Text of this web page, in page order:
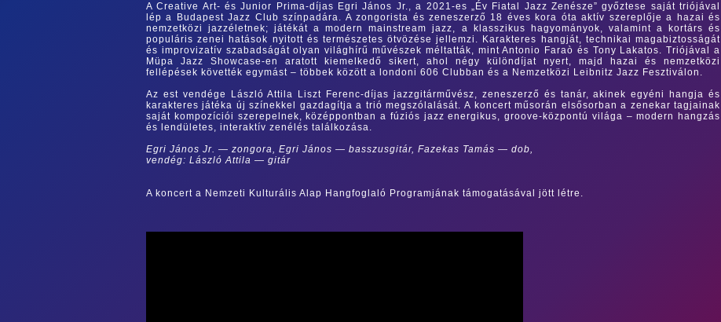
A Creative Art- és Junior Prima-díjas Egri János Jr., a 2021-es „Év Fiatal Jazz Zenésze” győztese saját triójával
lép a Budapest Jazz Club színpadára. A zongorista és zeneszerző 18 éves kora óta aktív szereplője a hazai és
nemzetközi jazzéletnek; játékát a modern mainstream jazz, a klasszikus hagyományok, valamint a kortárs és
populáris zenei hatások nyitott és természetes ötvözése jellemzi. Karakteres hangját, technikai magabiztosságát
és improvizatív szabadságát olyan világhírű művészek méltatták, mint Antonio Faraò és Tony Lakatos. Triójával a
Müpa Jazz Showcase-en aratott kiemelkedő sikert, ahol négy különdíjat nyert, majd hazai és nemzetközi
fellépések követték egymást – többek között a londoni 606 Clubban és a Nemzetközi Leibnitz Jazz Fesztiválon.
Az est vendége László Attila Liszt Ferenc-díjas jazzgitárművész, zeneszerző és tanár, akinek egyéni hangja és
karakteres játéka új színekkel gazdagítja a trió megszólalását.A koncert műsorán elsősorban a zenekar tagjainak
saját kompozíciói szerepelnek, középpontban a fúziós jazz energikus, groove-központú világa – modern hangzás
és lendületes, interaktív zenélés találkozása.
Egri János Jr. — zongora, Egri János — basszusgitár, Fazekas Tamás — dob,
vendég: László Attila — gitár
A koncert a Nemzeti Kulturális Alap Hangfoglaló Programjának támogatásával jött létre.